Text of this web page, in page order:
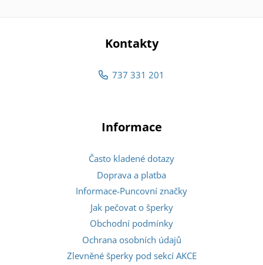
Kontakty
737 331 201
Informace
Často kladené dotazy
Doprava a platba
Informace-Puncovní značky
Jak pečovat o šperky
Obchodní podmínky
Ochrana osobních údajů
Zlevněné šperky pod sekcí AKCE